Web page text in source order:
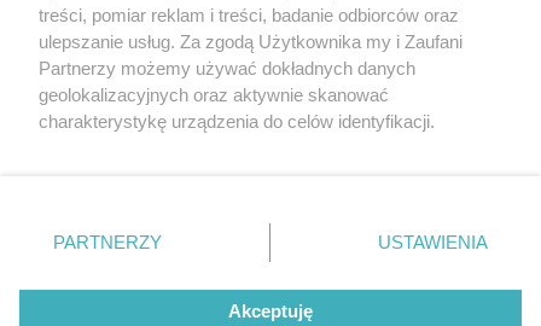
treści, pomiar reklam i treści, badanie odbiorców oraz
ulepszanie usług. Za zgodą Użytkownika my i Zaufani
Partnerzy możemy używać dokładnych danych
geolokalizacyjnych oraz aktywnie skanować
charakterystykę urządzenia do celów identyfikacji.
zmienić/wycofać klikając przycisk ustawień prywatności
znajdujący się w lewym dolnym rogu strony
rodzaje przetwarzania danych nie wymagają zgody
użytkownika, ale masz prawo sprzeciwić się takiemu
PARTNERZY USTAWIENIA
Akceptuję